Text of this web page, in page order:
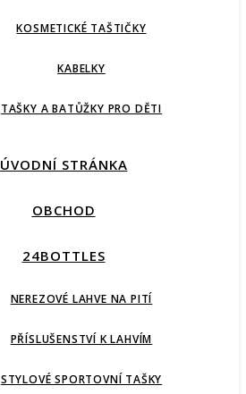
KOSMETICKÉ TAŠTIČKY
KABELKY
TAŠKY A BATŮŽKY PRO DĚTI
ÚVODNÍ STRÁNKA
OBCHOD
24BOTTLES
NEREZOVÉ LAHVE NA PITÍ
PŘÍSLUŠENSTVÍ K LAHVÍM
STYLOVÉ SPORTOVNÍ TAŠKY